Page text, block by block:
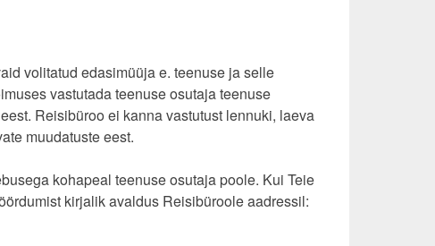
volitatud edasimüüja e. teenuse ja selle
vastutada teenuse osutaja teenuse
Reisibüroo ei kanna vastutust lennuki, laeva
muudatuste eest.
kohapeal teenuse osutaja poole. Kui Teie
kirjalik avaldus Reisibüroole aadressil: